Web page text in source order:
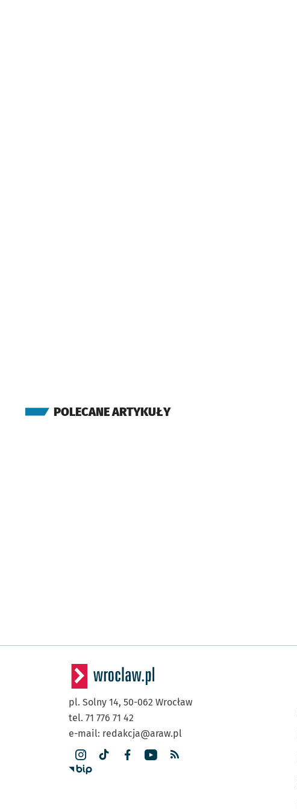
POLECANE ARTYKUŁY
pl. Solny 14, 50-062 Wrocław
tel. 71 776 71 42
e-mail: redakcja@araw.pl